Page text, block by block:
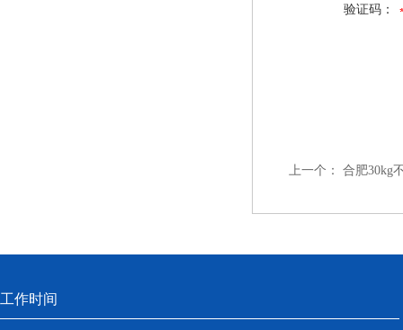
验证码：
上一个： 合肥30kg
工作时间